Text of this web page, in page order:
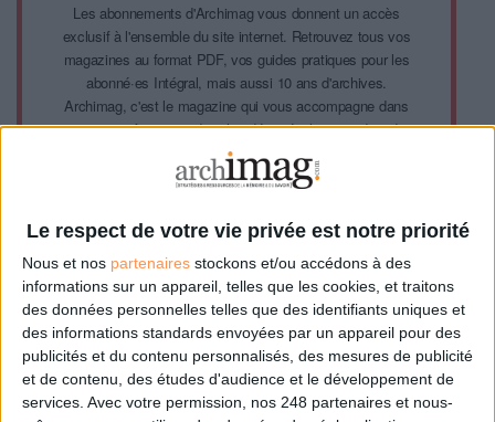
Le respect de votre vie privée est notre priorité
Nous et nos partenaires stockons et/ou accédons à des
informations sur un appareil, telles que les cookies, et traitons
des données personnelles telles que des identifiants uniques et
des informations standards envoyées par un appareil pour des
publicités et du contenu personnalisés, des mesures de publicité
et de contenu, des études d'audience et le développement de
services. Avec votre permission, nos 248 partenaires et nous-
Les abonnements d'Archimag vous donnent un accès
exclusif à l'ensemble du site internet. Retrouvez tous vos
magazines au format PDF, vos guides pratiques pour les
abonné·es Intégral, mais aussi 10 ans d'archives.
Archimag, c'est le magazine qui vous accompagne dans
votre transformation digitale : dématérialisation, droit de
l'information, gestion documentaire, bibliothèques,
archivage électronique, data, intelligence artificielle...
noter que certains traitements de vos données
personnelles peuvent ne pas nécessiter votre
consentement. Vos préférences ne s'appliqueront qu'à ce
site Web. Vous pouvez modifier vos préférences en vous
abonnant sur ce site web ou en consultant notre politique
de confidentialité.
Déjà abonné.e ?Connectez-vous